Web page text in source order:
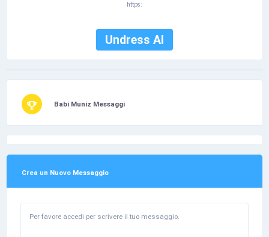
https:
Undress AI
Babi Muniz Messaggi
Crea un Nuovo Messaggio